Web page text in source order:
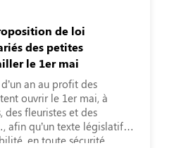
de loi
des petites
le 1er mai
an au profit des
ouvrir le 1er mai, à
des fleuristes et des
afin qu’un texte législatif
en toute sécurité